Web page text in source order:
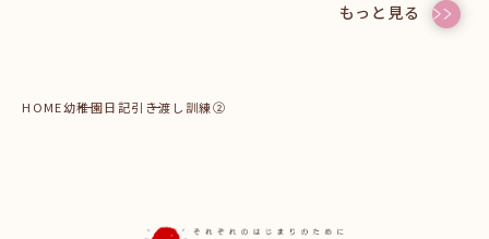
もっと見る
HOME幼稚園日記引き渡し訓練②